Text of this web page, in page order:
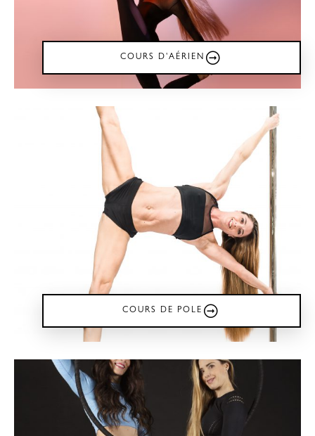
COURS D'AÉRIEN
COURS DE POLE